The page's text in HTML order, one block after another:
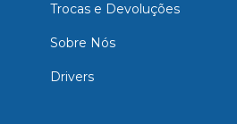
Trocas e Devoluções
Sobre Nós
Drivers